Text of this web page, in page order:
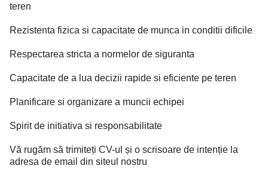
teren
Rezistenta fizica si capacitate de munca in conditii dificile
Respectarea stricta a normelor de siguranta
Capacitate de a lua decizii rapide si eficiente pe teren
Planificare si organizare a muncii echipei
Spirit de initiativa si responsabilitate
Vă rugăm să trimiteți CV-ul și o scrisoare de intenție la
adresa de email din siteul nostru